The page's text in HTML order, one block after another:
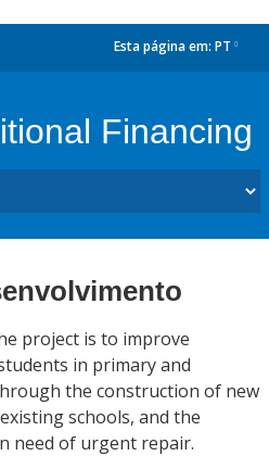
Esta página em: PT
Financing
project is to improve
in primary and
the construction of new
schools, and the
need of urgent repair.